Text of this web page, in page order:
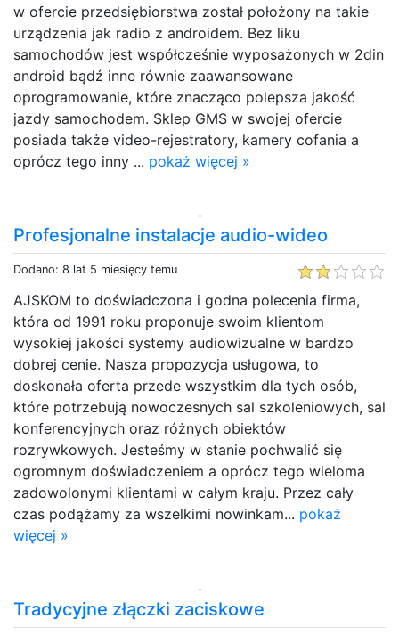
w ofercie przedsiębiorstwa został położony na takie
urządzenia jak radio z androidem. Bez liku
samochodów jest współcześnie wyposażonych w 2din
android bądź inne równie zaawansowane
oprogramowanie, które znacząco polepsza jakość
jazdy samochodem. Sklep GMS w swojej ofercie
posiada także video-rejestratory, kamery cofania a
oprócz tego inny ... pokaż więcej »
Profesjonalne instalacje audio-wideo
Dodano: 8 lat 5 miesięcy temu
AJSKOM to doświadczona i godna polecenia firma,
która od 1991 roku proponuje swoim klientom
wysokiej jakości systemy audiowizualne w bardzo
dobrej cenie. Nasza propozycja usługowa, to
doskonała oferta przede wszystkim dla tych osób,
które potrzebują nowoczesnych sal szkoleniowych, sal
konferencyjnych oraz różnych obiektów
rozrywkowych. Jesteśmy w stanie pochwalić się
ogromnym doświadczeniem a oprócz tego wieloma
zadowolonymi klientami w całym kraju. Przez cały
czas podążamy za wszelkimi nowinkam... pokaż
więcej »
Tradycyjne złączki zaciskowe